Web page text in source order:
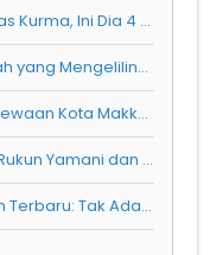
Ingin Menjajal Keragaman Khas Kurma, Ini Dia 4 Kurma Rekomendasi Untuk Anda
Mengenal 7 Gunung Bersejarah yang Mengelilingi Masjidil Haram
Inilah Keutamaan dan Keistimewaan Kota Makkah Al Mukarramah
Sudut Ka’bah yang Istimewa: Rukun Yamani dan Makna Spiritualnya
Saudi Terbitkan Aturan Umrah Terbaru: Tak Ada Visa Umrah Jika Belum Booking Hotel di Nusuk